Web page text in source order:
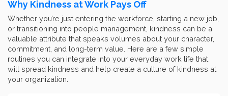
Why Kindness at Work Pays Off
Whether you’re just entering the workforce, starting a new job,
or transitioning into people management, kindness can be a
valuable attribute that speaks volumes about your character,
commitment, and long-term value. Here are a few simple
routines you can integrate into your everyday work life that
will spread kindness and help create a culture of kindness at
your organization.